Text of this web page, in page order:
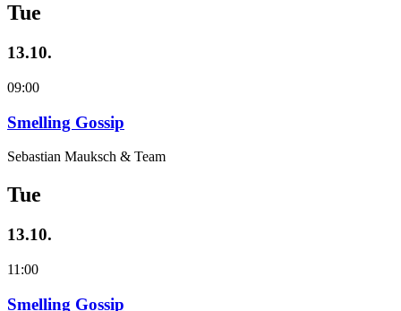
Tue
13.10.
09:00
Smelling Gossip
Sebastian Mauksch & Team
Tue
13.10.
11:00
Smelling Gossip